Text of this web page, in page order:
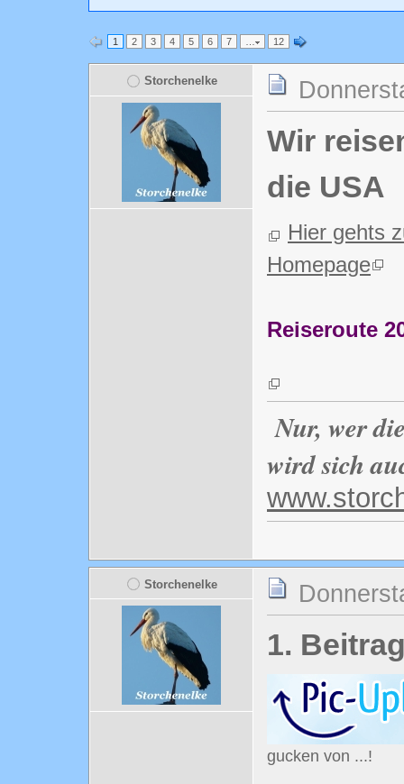
1 2 3 4 5 6 7 … 12
Storchenelke
Wir
die USA
Hier gehts
Homepage
Reiseroute
Nur, wer
wird sich
Storchenelke
1.
gucken von ...!